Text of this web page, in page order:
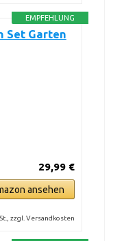
EMPFEHLUNG
Set Garten
29,99 €
ansehen
zzgl. Versandkosten